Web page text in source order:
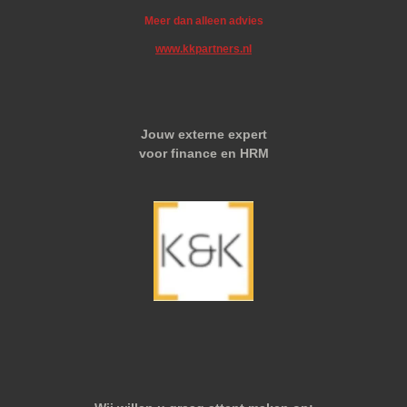
Meer dan alleen advies
www.kkpartners.nl
Jouw externe expert
voor finance en HRM